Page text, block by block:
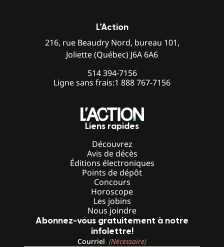
L’Action
216, rue Beaudry Nord, bureau 101,
Joliette (Québec) J6A 6A6
514 394-7156
Ligne sans frais:1 888 767-7156
Liens rapides
Découvrez
Avis de décès
Éditions électroniques
Points de dépôt
Concours
Horoscope
Les jobins
Nous joindre
Abonnez-vous gratuitement à notre
infolettre!
Courriel (Nécessaire)